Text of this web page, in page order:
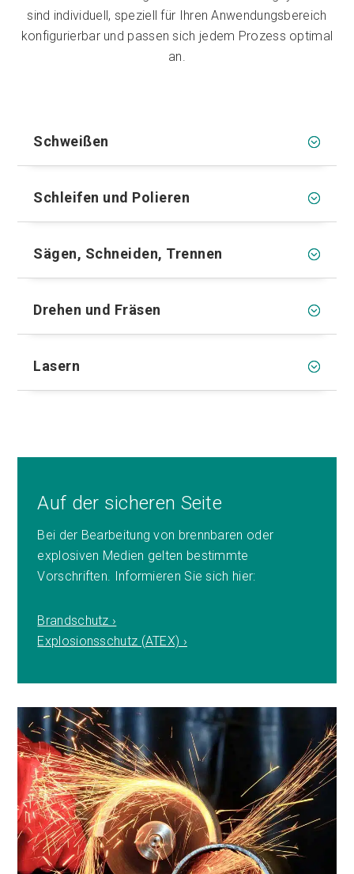
sind individuell, speziell für Ihren Anwendungsbereich
konfigurierbar und passen sich jedem Prozess optimal
an.
Schweißen
Schleifen und Polieren
Sägen, Schneiden, Trennen
Drehen und Fräsen
Lasern
Auf der sicheren Seite
Bei der Bearbeitung von brennbaren oder
explosiven Medien gelten bestimmte
Vorschriften. Informieren Sie sich hier:
Brandschutz ›
Explosionsschutz (ATEX) ›